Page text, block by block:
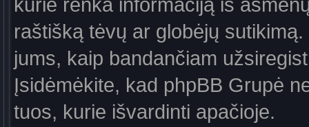
kurie renka informaciją iš
raštišką tėvų ar globėjų
jums, kaip bandančiam
Įsidėmėkite, kad phpBB Grupė
tuos, kurie išvardinti apačioje.